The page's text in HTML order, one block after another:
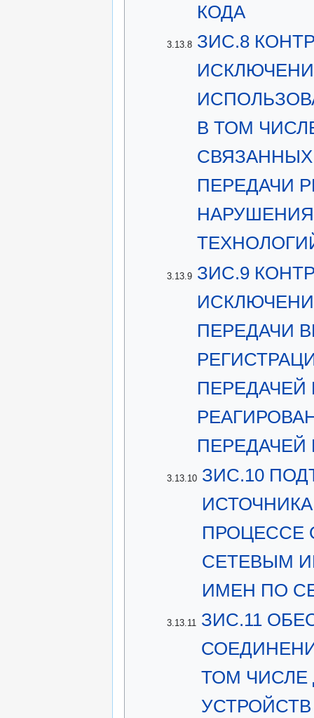
КОДА
3.13.8 ЗИС.8
В ТОМ
ПЕРЕДАЧИ
3.13.9 ЗИС.9
ПЕРЕДАЧИ
3.13.10 ЗИС.10
ПРОЦЕССЕ
СЕТЕВЫМ
ИМЕН ПО
3.13.11 ЗИС.11
ТОМ